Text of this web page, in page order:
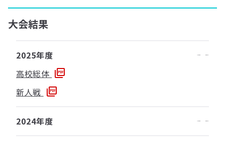
大会結果
2025年度
高校総体
新人戦
2024年度